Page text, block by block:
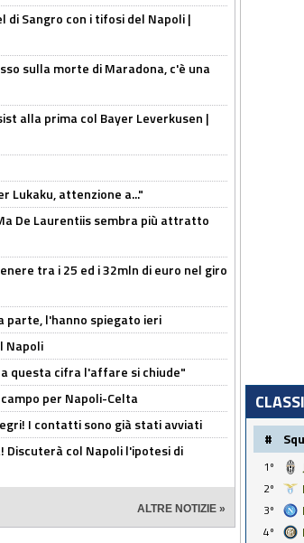
Sangro con i tifosi del Napoli |
sulla morte di Maradona, c'è una
alla prima col Bayer Leverkusen |
Lukaku, attenzione a..."
De Laurentiis sembra più attratto
tra i 25 ed i 32mln di euro nel giro
parte, l'hanno spiegato ieri
Napoli
questa cifra l'affare si chiude"
per Napoli-Celta
I contatti sono già stati avviati
Discuterà col Napoli l'ipotesi di
ALTRE NOTIZIE »
#
1º
2º
3º
4º